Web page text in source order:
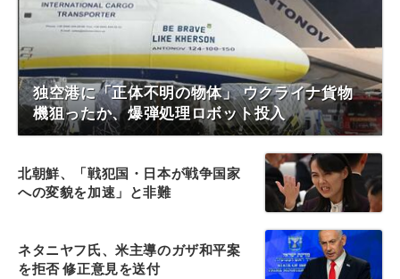
独空港に「正体不明の物体」 ウクライナ貨物
機狙ったか、爆弾処理ロボット投入
北朝鮮、「戦犯国・日本が戦争国家
への変貌を加速」と非難
ネタニヤフ氏、米主導のガザ和平案
を拒否 修正意見を送付